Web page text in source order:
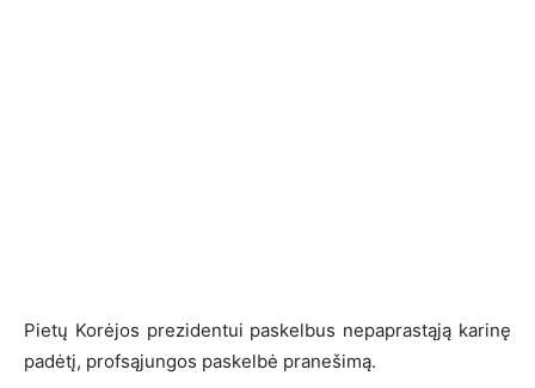
Pietų Korėjos prezidentui paskelbus nepaprastąją karinę
padėtį, profsąjungos paskelbė pranešimą.